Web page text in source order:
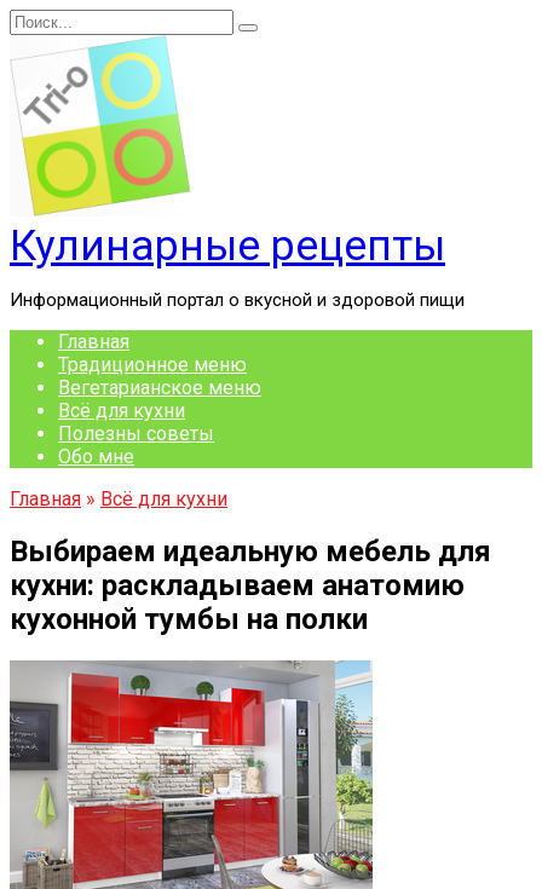
Перейти
к
содержанию
Search
for:
Кулинарные рецепты
Информационный портал о вкусной и здоровой пищи
Главная
Традиционное меню
Вегетарианское меню
Всё для кухни
Полезны советы
Обо мне
Главная » Всё для кухни
Выбираем идеальную мебель для
кухни: раскладываем анатомию
кухонной тумбы на полки